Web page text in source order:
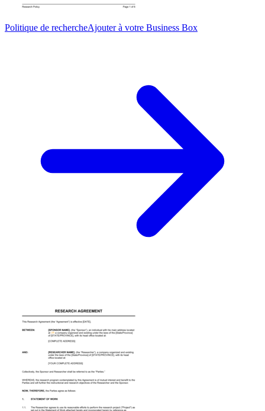
Politique de rechercheAjouter à votre Business Box